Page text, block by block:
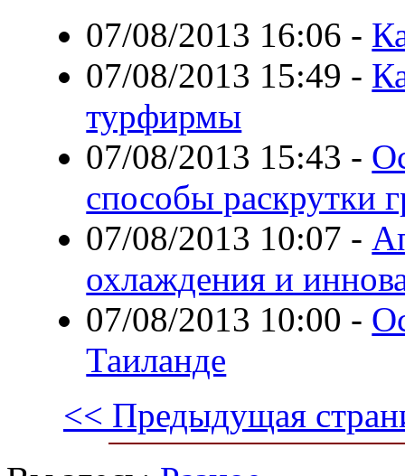
07/08/2013 16:06 -
07/08/2013 15:49 -
турфирмы
07/08/2013 15:43 -
способы раскрутки
07/08/2013 10:07 -
охлаждения и
07/08/2013 10:00 -
Таиланде
<< Предыдущая